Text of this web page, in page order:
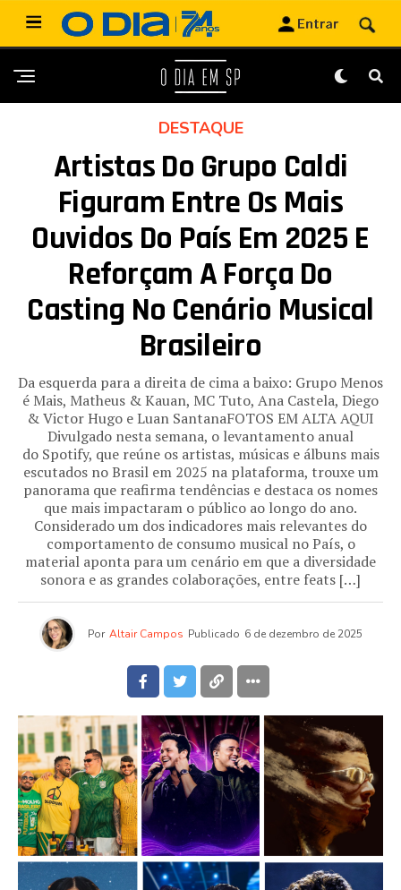
DESTAQUE
Artistas Do Grupo Caldi
Figuram Entre Os Mais
Ouvidos Do País Em 2025 E
Reforçam A Força Do
Casting No Cenário Musical
Brasileiro
Da esquerda para a direita de cima a baixo: Grupo Menos
é Mais, Matheus & Kauan, MC Tuto, Ana Castela, Diego
& Victor Hugo e Luan SantanaFOTOS EM ALTA AQUI
Divulgado nesta semana, o levantamento anual
do Spotify, que reúne os artistas, músicas e álbuns mais
escutados no Brasil em 2025 na plataforma, trouxe um
panorama que reafirma tendências e destaca os nomes
que mais impactaram o público ao longo do ano.
Considerado um dos indicadores mais relevantes do
comportamento de consumo musical no País, o
material aponta para um cenário em que a diversidade
sonora e as grandes colaborações, entre feats […]
Por Altair Campos Publicado 6 de dezembro de 2025